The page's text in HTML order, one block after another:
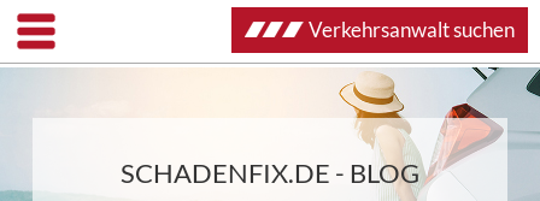
SCHADENFIX.DE - BLOG
Verkehrsanwalt suchen